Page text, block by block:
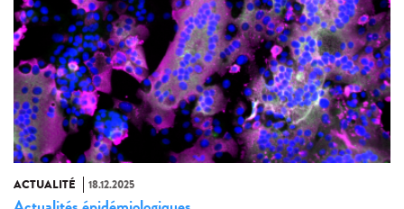
ACTUALITÉ 18.12.2025